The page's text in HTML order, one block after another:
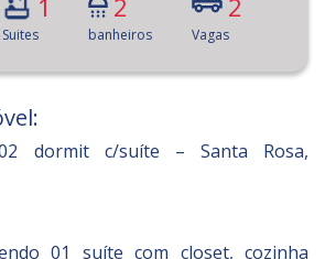
1
Suites
2
banheiros
2
Vagas
dormit c/suíte – Santa Rosa,
01 suíte com closet, cozinha